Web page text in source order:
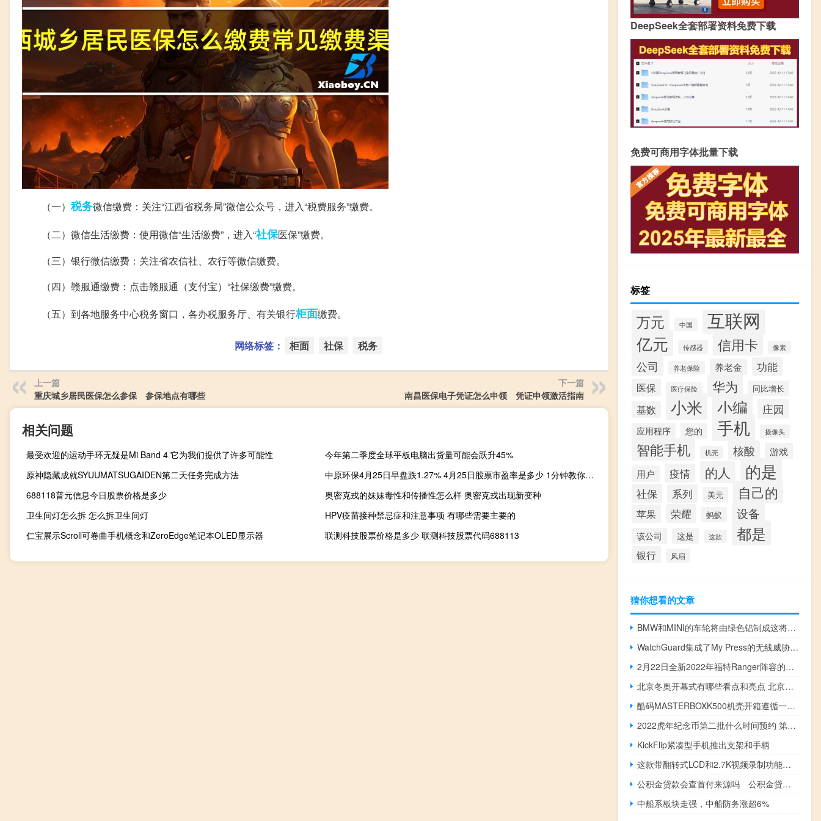
（一） 税务微信缴费：关注“江西省税务局”微信公众号，进入“税费服务”缴费。
（二）微信生活缴费：使用微信“生活缴费”，进入“社保医保”缴费。
（三）银行微信缴费：关注省农信社、农行等微信缴费。
（四）赣服通缴费：点击赣服通（支付宝）“社保缴费”缴费。
（五）到各地服务中心税务窗口，各办税服务厅、有关银行柜面缴费。
网络标签： 柜面 社保 税务
上一篇
重庆城乡居民医保怎么参保 参保地点有哪些
下一篇
南昌医保电子凭证怎么申领 凭证申领激活指南
相关问题
最受欢迎的运动手环无疑是Mi Band 4 它为我们提供了许多可能性
今年第二季度全球平板电脑出货量可能会跃升45%
原神隐藏成就SYUUMATSUGAIDEN第二天任务完成方法
中原环保4月25日早盘跌1.27% 4月25日股票市盈率是多少 1分钟教你看懂
688118普元信息今日股票价格是多少
奥密克戎的妹妹毒性和传播性怎么样 奥密克戎出现新变种
卫生间灯怎么拆 怎么拆卫生间灯
HPV疫苗接种禁忌症和注意事项 有哪些需要主要的
仁宝展示Scroll可卷曲手机概念和ZeroEdge笔记本OLED显示器
联测科技股票价格是多少 联测科技股票代码688113
DeepSeek全套部署资料免费下载
免费可商用字体批量下载
标签
万元 中国 互联网
亿元 传感器 信用卡 像素
公司 养老保险 养老金 功能
医保 医疗保险 华为 同比增长
基数 小米 小编 庄园
应用程序 您的 手机 摄像头
智能手机 机壳 核酸
游戏
用户
疫情 的人 的是
社保 系列 美元 自己的
苹果 荣耀 蚂蚁 设备
该公司 这是 这款 都是
银行 风扇
猜你想看的文章
BMW和MINI的车轮将由绿色铝制成这将减少80%的碳排放
WatchGuard集成了My Press的无线威胁检测技术
2月22日全新2022年福特Ranger阵容的高端受到了极大的关注
北京冬奥开幕式有哪些看点和亮点 北京冬奥开幕式剧透
酷码MASTERBOXK500机壳开箱遵循一贯切边外型RGB网孔让散热景色同时兼顾[XF]
2022虎年纪念币第二批什么时间预约 第四批具体什么时间预约
KickFlip紧凑型手机推出支架和手柄
这款带翻转式LCD和2.7K视频录制功能的Vlogging摄像机今日只需59美元
公积金贷款会查首付来源吗 公积金贷款怎么贷
中船系板块走强，中船防务涨超6%